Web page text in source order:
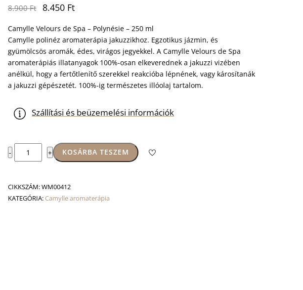
8.900Ft
Original
was:
8.900 Ft.
8.450 FtCurrent
is:
8.450 Ft.
Camylle Velours de Spa – Polynésie – 250 ml
Camylle polinéz aromaterápia jakuzzikhoz. Egzotikus jázmin, és
gyümölcsös aromák, édes, virágos jegyekkel. A Camylle Velours de Spa
aromaterápiás illatanyagok 100%-osan elkeverednek a jakuzzi vizében
anélkül, hogy a fertőtlenítő szerekkel reakcióba lépnének, vagy károsítanák
a jakuzzi gépészetét. 100%-ig természetes illóolaj tartalom.
Szállítási és beüzemelési információk
-
aroma
polinézia
mennyiség
+ KOSÁRBA TESZEM
CIKKSZÁM:WM00412
KATEGÓRIA:Camylle aromaterápia